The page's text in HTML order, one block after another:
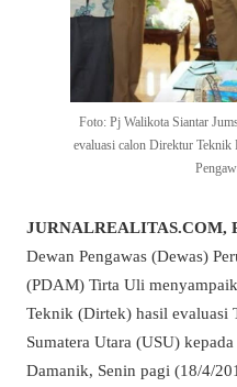
Foto: Pj Walikota Siantar
evaluasi calon Direktur
JURNALREALITAS.COM,
Dewan Pengawas (Dewas)
(PDAM) Tirta Uli
Teknik (Dirtek) hasil evaluasi
Sumatera Utara (USU)
Damanik, Senin pagi (18/4/